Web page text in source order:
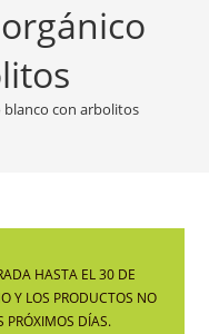
con arbolitos
HASTA EL 30 DE
Y LOS PRODUCTOS NO
PRÓXIMOS DÍAS.